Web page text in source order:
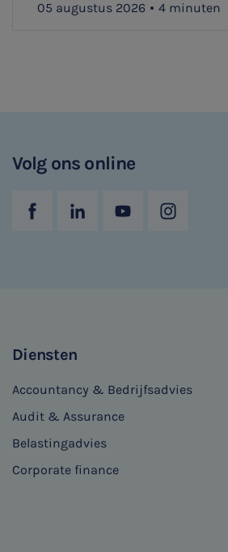
05 augustus 2026 4 minuten
Volg ons online
Diensten
Accountancy & Bedrijfsadvies
Audit & Assurance
Belastingadvies
Corporate finance